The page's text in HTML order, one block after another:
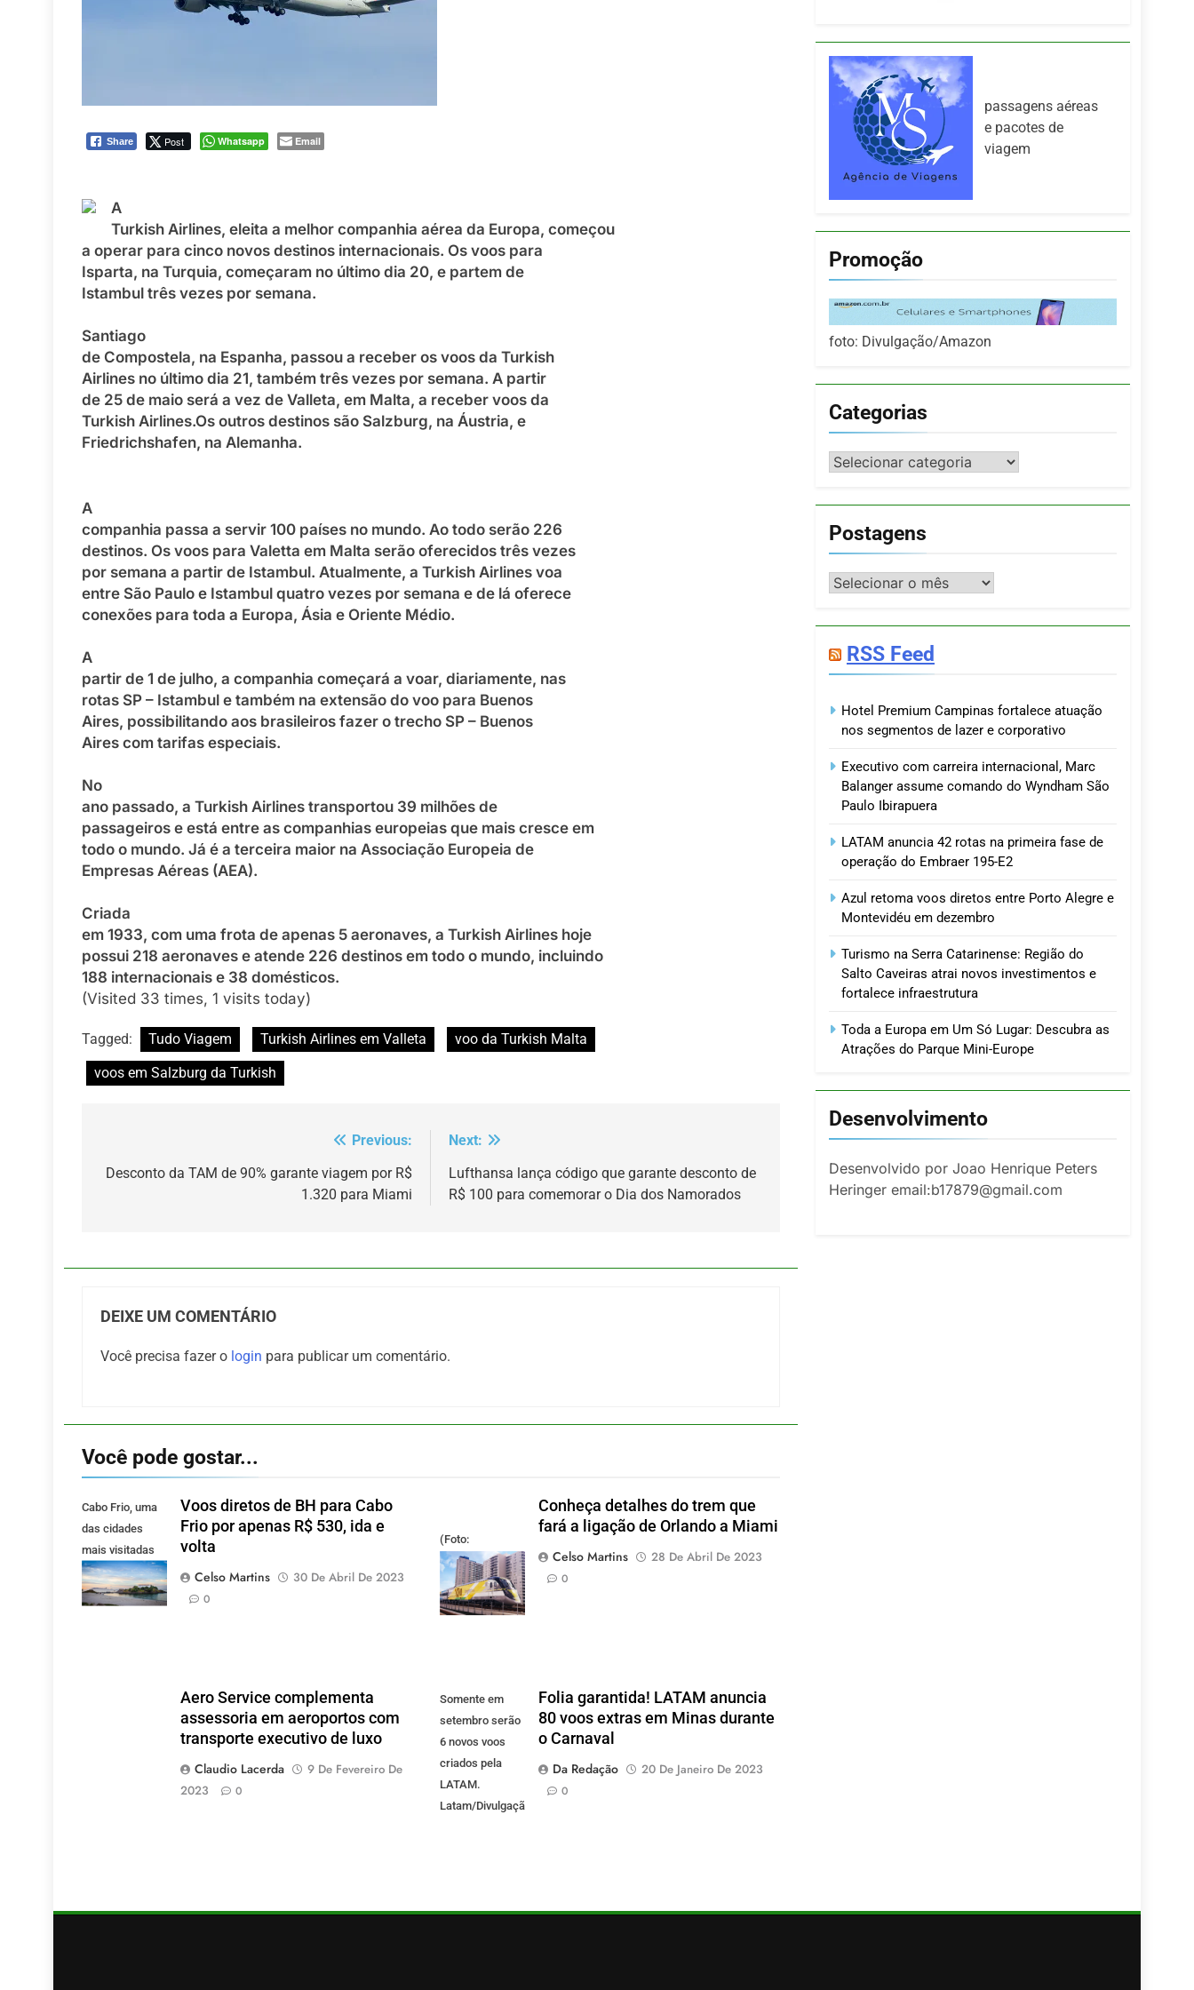
Share Post Whatsapp Email
A
Turkish Airlines, eleita a melhor companhia aérea da Europa, começou
a operar para cinco novos destinos internacionais. Os voos para
Isparta, na Turquia, começaram no último dia 20, e partem de
Istambul três vezes por semana.
Santiago
de Compostela, na Espanha, passou a receber os voos da Turkish
Airlines no último dia 21, também três vezes por semana. A partir
de 25 de maio será a vez de Valleta, em Malta, a receber voos da
Turkish Airlines.Os outros destinos são Salzburg, na Áustria, e
Friedrichshafen, na Alemanha.
A
companhia passa a servir 100 países no mundo. Ao todo serão 226
destinos. Os voos para Valetta em Malta serão oferecidos três vezes
por semana a partir de Istambul. Atualmente, a Turkish Airlines voa
entre São Paulo e Istambul quatro vezes por semana e de lá oferece
conexões para toda a Europa, Ásia e Oriente Médio.
A
partir de 1 de julho, a companhia começará a voar, diariamente, nas
rotas SP – Istambul e também na extensão do voo para Buenos
Aires, possibilitando aos brasileiros fazer o trecho SP – Buenos
Aires com tarifas especiais.
No
ano passado, a Turkish Airlines transportou 39 milhões de
passageiros e está entre as companhias europeias que mais cresce em
todo o mundo. Já é a terceira maior na Associação Europeia de
Empresas Aéreas (AEA).
Criada
em 1933, com uma frota de apenas 5 aeronaves, a Turkish Airlines hoje
possui 218 aeronaves e atende 226 destinos em todo o mundo, incluindo
188 internacionais e 38 domésticos.
(Visited 33 times, 1 visits today)
Tagged: Tudo Viagem Turkish Airlines em Valleta
voo da Turkish Malta
voos em Salzburg da Turkish
de
Previous:
Desconto da TAM de 90% garante viagem por R$
1.320 para Miami
Next:
Lufthansa lança código que garante desconto de
R$ 100 para comemorar o Dia dos Namorados
DEIXE UM COMENTÁRIO
Você precisa fazer o login para publicar um comentário.
Você pode gostar...
Cabo Frio, uma
das cidades
mais visitadas
pelos mineiros.
(Foto: Pixabay).
Voos diretos de BH para Cabo
Frio por apenas R$ 530, ida e
volta
Celso Martins
30 De Abril De 2023
0
(Foto:
divulgação)
Conheça detalhes do trem que
fará a ligação de Orlando a Miami
Celso Martins
28 De Abril De 2023
0
Aero Service complementa
assessoria em aeroportos com
transporte executivo de luxo
Claudio Lacerda
9 De Fevereiro De
2023
0
Somente em
setembro serão
6 novos voos
criados pela
LATAM.
Latam/Divulgação)
Folia garantida! LATAM anuncia
80 voos extras em Minas durante
o Carnaval
Da Redação
20 De Janeiro De 2023
0
passagens aéreas
e pacotes de
viagem
Promoção
foto: Divulgação/Amazon
Categorias
Categorias
Postagens
Postagens
RSS Feed
Hotel Premium Campinas fortalece atuação
nos segmentos de lazer e corporativo
Executivo com carreira internacional, Marc
Balanger assume comando do Wyndham São
Paulo Ibirapuera
LATAM anuncia 42 rotas na primeira fase de
operação do Embraer 195-E2
Azul retoma voos diretos entre Porto Alegre e
Montevidéu em dezembro
Turismo na Serra Catarinense: Região do
Salto Caveiras atrai novos investimentos e
fortalece infraestrutura
Toda a Europa em Um Só Lugar: Descubra as
Atrações do Parque Mini-Europe
Desenvolvimento
Desenvolvido por Joao Henrique Peters
Heringer email:b17879@gmail.com